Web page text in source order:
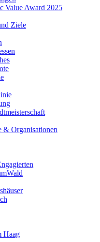
Value Award 2025
Ziele
& Organisationen
Haag